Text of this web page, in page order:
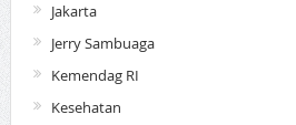
Jakarta
Jerry Sambuaga
Kemendag RI
Kesehatan